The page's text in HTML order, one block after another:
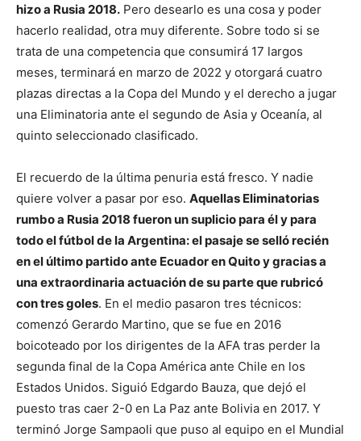
hizo a Rusia 2018. Pero desearlo es una cosa y poder
hacerlo realidad, otra muy diferente. Sobre todo si se
trata de una competencia que consumirá 17 largos
meses, terminará en marzo de 2022 y otorgará cuatro
plazas directas a la Copa del Mundo y el derecho a jugar
una Eliminatoria ante el segundo de Asia y Oceanía, al
quinto seleccionado clasificado.
El recuerdo de la última penuria está fresco. Y nadie
quiere volver a pasar por eso. Aquellas Eliminatorias
rumbo a Rusia 2018 fueron un suplicio para él y para
todo el fútbol de la Argentina: el pasaje se selló recién
en el último partido ante Ecuador en Quito y gracias a
una extraordinaria actuación de su parte que rubricó
con tres goles. En el medio pasaron tres técnicos:
comenzó Gerardo Martino, que se fue en 2016
boicoteado por los dirigentes de la AFA tras perder la
segunda final de la Copa América ante Chile en los
Estados Unidos. Siguió Edgardo Bauza, que dejó el
puesto tras caer 2-0 en La Paz ante Bolivia en 2017. Y
terminó Jorge Sampaoli que puso al equipo en el Mundial